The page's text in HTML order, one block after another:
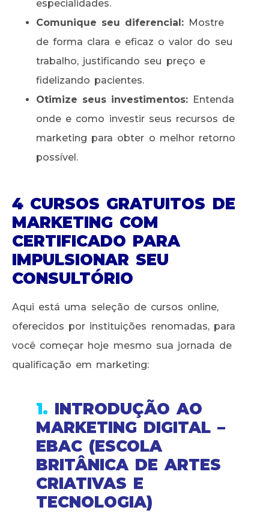
especialidades.
Comunique seu diferencial: Mostre
de forma clara e eficaz o valor do seu
trabalho, justificando seu preço e
fidelizando pacientes.
Otimize seus investimentos: Entenda
onde e como investir seus recursos de
marketing para obter o melhor retorno
possível.
4 CURSOS GRATUITOS DE
MARKETING COM
CERTIFICADO PARA
IMPULSIONAR SEU
CONSULTÓRIO
Aqui está uma seleção de cursos online,
oferecidos por instituições renomadas, para
você começar hoje mesmo sua jornada de
qualificação em marketing:
1. INTRODUÇÃO AO
MARKETING DIGITAL –
EBAC (ESCOLA
BRITÂNICA DE ARTES
CRIATIVAS E
TECNOLOGIA)